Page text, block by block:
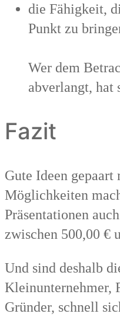
die Fähigkeit,
Punkt zu
Wer dem
abverlangt, hat
Fazit
Gute Ideen gepaart
Möglichkeiten
Präsentationen
zwischen 500,00 €
Und sind deshalb
Kleinunternehmer,
Gründer, schnell